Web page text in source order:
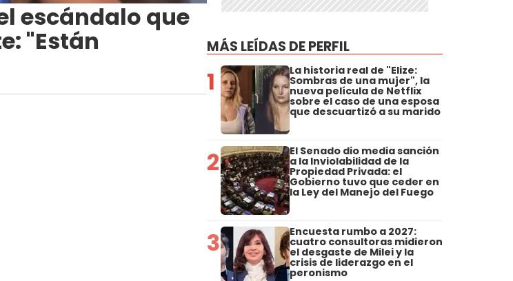
escándalo que
"Están MÁS LEÍDAS DE PERFIL
1 La historia real de "Elize:
Sombras de una mujer", la
nueva película de Netflix
sobre el caso de una esposa
que descuartizó a su marido
2 El Senado dio media sanción
a la Inviolabilidad de la
Propiedad Privada: el
Gobierno tuvo que ceder en
la Ley del Manejo del Fuego
3 Encuesta rumbo a 2027:
cuatro consultoras midieron
el desgaste de Milei y la
crisis de liderazgo en el
peronismo